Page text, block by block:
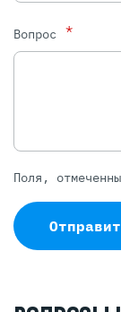
Вопрос *
Поля,